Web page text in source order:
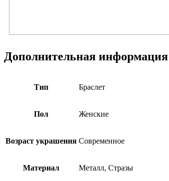
Дополнительная информация
Тип Браслет
Пол Женские
Возраст украшения Современное
Материал Металл, Стразы